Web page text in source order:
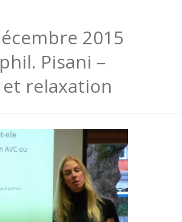
2015
Pisani –
et relaxation